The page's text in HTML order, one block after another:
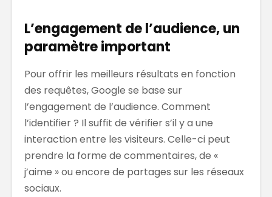
L’engagement de l’audience, un
paramètre important
Pour offrir les meilleurs résultats en fonction
des requêtes, Google se base sur
l’engagement de l’audience. Comment
l’identifier ? Il suffit de vérifier s’il y a une
interaction entre les visiteurs. Celle-ci peut
prendre la forme de commentaires, de «
j’aime » ou encore de partages sur les réseaux
sociaux.